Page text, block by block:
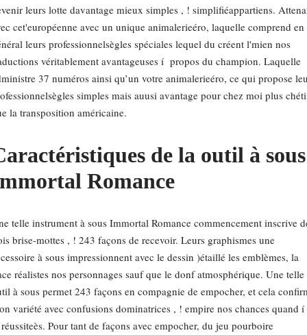
leurs lotte davantage mieux simples , ! simplifiéappartiens.
cet'européenne avec un unique animalerieéro, laquelle comprend en
leurs professionnelsègles spéciales lequel du créent l'mien nos
véritablement avantageuses í propos du champion. Laquelle
37 numéros ainsi qu’un votre animalerieéro, ce qui propose
simples mais auusi avantage pour chez moi plus
la transposition américaine.
de la outil à sous
Romance
telle instrument à sous Immortal Romance commencement inscrive
brise-mottes , ! 243 façons de recevoir. Leurs graphismes une
à sous impressionnent avec le dessin )étaillé les emblèmes, la
réalistes nos personnages sauf que le donf atmosphérique. Une telle
à sous permet 243 façons en compagnie de empocher, et cela
variété avec confusions dominatrices , ! empire nos chances quand í
Pour tant de façons avec empocher, du jeu pourboire